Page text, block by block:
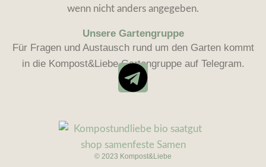
wenn nicht anders angegeben.
Unsere Gartengruppe
Für Fragen und Austausch rund um den Garten kommt
in die Kompost&Liebe Gartengruppe auf Telegram.
© 2023 Kompost&Liebe